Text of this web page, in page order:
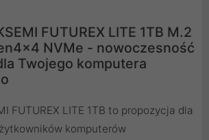
FUTUREX LITE 1TB M.2
NVMe - nowoczesność
Twojego komputera
FUTUREX LITE 1TB to propozycja dla
komputerów